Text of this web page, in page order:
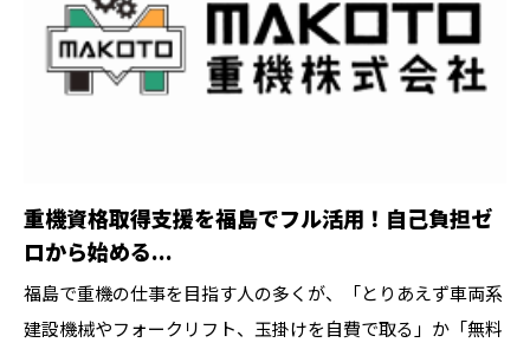
重機資格取得支援を福島でフル活用！自己負担ゼ
ロから始める...
福島で重機の仕事を目指す人の多くが、「とりあえず車両系
建設機械やフォークリフト、玉掛けを自費で取る」か「無料